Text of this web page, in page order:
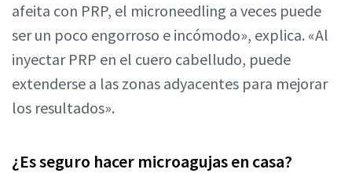
afeita con PRP, el microneedling a veces puede
ser un poco engorroso e incómodo», explica. «Al
inyectar PRP en el cuero cabelludo, puede
extenderse a las zonas adyacentes para mejorar
los resultados».
¿Es seguro hacer microagujas en casa?